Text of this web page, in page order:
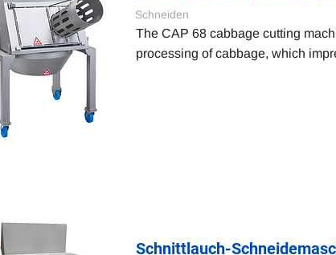
Schneiden
The CAP 68 cabbage cutting
processing of cabbage, which
Schnittlauch-